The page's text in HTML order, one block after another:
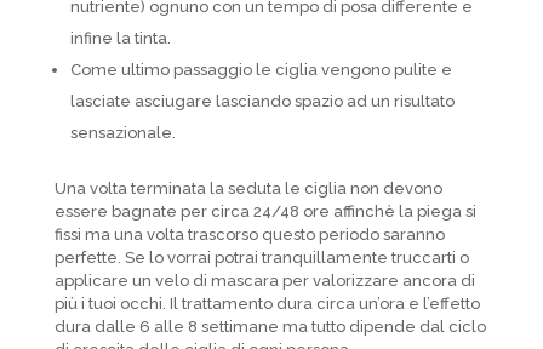
nutriente) ognuno con un tempo di posa differente e
infine la tinta.
Come ultimo passaggio le ciglia vengono pulite e
lasciate asciugare lasciando spazio ad un risultato
sensazionale.
Una volta terminata la seduta le ciglia non devono
essere bagnate per circa 24/48 ore affinchè la piega si
fissi ma una volta trascorso questo periodo saranno
perfette. Se lo vorrai potrai tranquillamente truccarti o
applicare un velo di mascara per valorizzare ancora di
più i tuoi occhi. Il trattamento dura circa un’ora e l’effetto
dura dalle 6 alle 8 settimane ma tutto dipende dal ciclo